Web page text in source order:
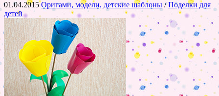
01.04.2015Оригами, модели, детские шаблоны /Поделки для
детей